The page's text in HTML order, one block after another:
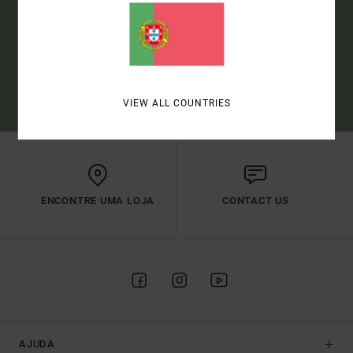
ENCONTRE UMA LOJA CONTACT US
AJUDA
VIEW ALL COUNTRIES